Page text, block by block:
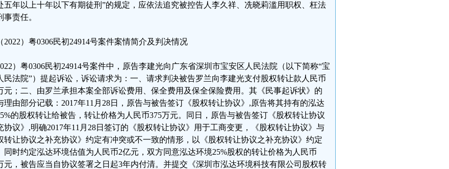
五年以上十年以下有期徒刑”的规定，应依法追究被控告人李久祥、冼晓莉滥用职权、枉法
事责任。
2022）粤0306民初24914号案件案情简介及判决情况
）粤0306民初24914号案件中，原告李建光向广东省深圳市宝安区人民法院（以下简称“宝
民法院”）提起诉讼，诉讼请求为：一、请求判决被告罗兰向李建光支付股权转让款人民币
元；二、由罗兰承担本案全部诉讼费用、保全费用及保全保险费用。其《民事起诉状》的
理由部分记载：2017年11月28日，原告与被告签订《股权转让协议》,原告将其持有的泓达
的股权转让给被告，转让价格为人民币375万元。同日，原告与被告签订《股权转让协议
协议》,明确2017年11月28日签订的《股权转让协议》用于工商变更，《股权转让协议》与
转让协议之补充协议》约定有冲突或不一致的情形，以《股权转让协议之补充协议》约定
同时约定泓达环境估值为人民币2亿元，双方同意泓达环境25%股权的转让价格为人民币
元，被告应当自协议签署之日起3年内付清。并提交《深圳市泓达环境科技有限公司股权转